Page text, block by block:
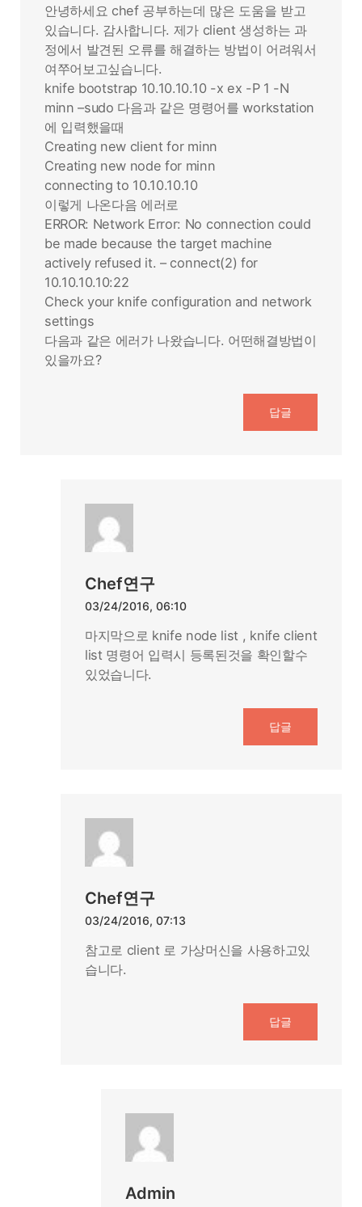
안녕하세요 chef 공부하는데 많은 도움을 받고
있습니다. 감사합니다. 제가 client 생성하는 과
정에서 발견된 오류를 해결하는 방법이 어려워서
여쭈어보고싶습니다.
knife bootstrap 10.10.10.10 -x ex -P 1 -N
minn –sudo 다음과 같은 명령어를 workstation
에 입력했을때
Creating new client for minn
Creating new node for minn
connecting to 10.10.10.10
이렇게 나온다음 에러로
ERROR: Network Error: No connection could
be made because the target machine
actively refused it. – connect(2) for
10.10.10.10:22
Check your knife configuration and network
settings
다음과 같은 에러가 나왔습니다. 어떤해결방법이
있을까요?
답글
Chef연구
03/24/2016, 06:10
마지막으로 knife node list , knife client
list 명령어 입력시 등록된것을 확인할수
있었습니다.
답글
Chef연구
03/24/2016, 07:13
참고로 client 로 가상머신을 사용하고있
습니다.
답글
Admin